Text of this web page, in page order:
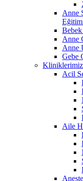
Anne
Anne
Anne
Gebe
Kliniklerimiz
Acil
Aile